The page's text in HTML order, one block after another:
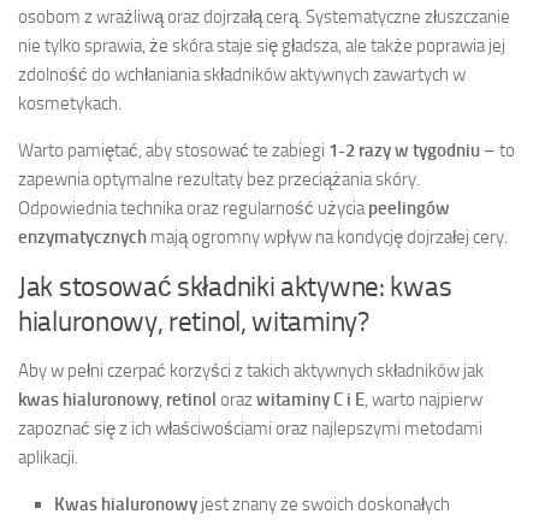
osobom z wrażliwą oraz dojrzałą cerą. Systematyczne złuszczanie
nie tylko sprawia, że skóra staje się gładsza, ale także poprawia jej
zdolność do wchłaniania składników aktywnych zawartych w
kosmetykach.
Warto pamiętać, aby stosować te zabiegi 1-2 razy w tygodniu – to
zapewnia optymalne rezultaty bez przeciążania skóry.
Odpowiednia technika oraz regularność użyciapeelingów
enzymatycznych mają ogromny wpływ na kondycję dojrzałej cery.
Jak stosować składniki aktywne: kwas
hialuronowy, retinol, witaminy?
Aby w pełni czerpać korzyści z takich aktywnych składników jak
kwas hialuronowy, retinol orazwitaminy C i E, warto najpierw
zapoznać się z ich właściwościami oraz najlepszymi metodami
aplikacji.
Kwas hialuronowy jest znany ze swoich doskonałych